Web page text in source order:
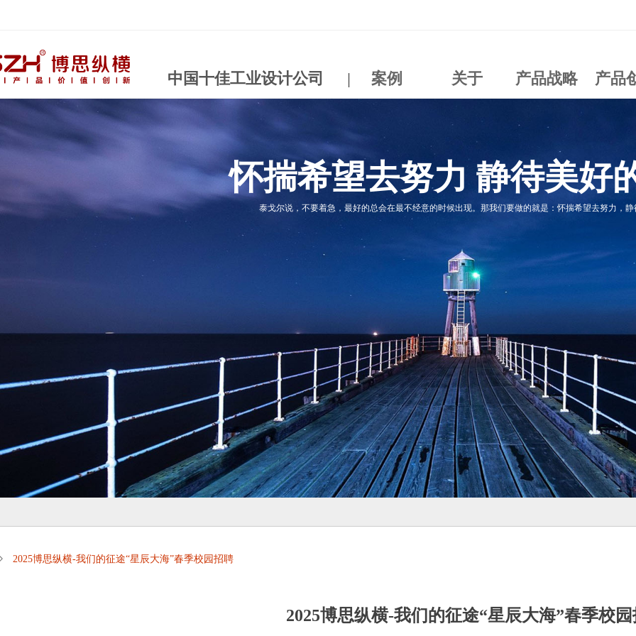
案例 关于 产品战略 产品
中国十佳工业设计公司 |
2025博思纵横-我们的征途“星辰大海”春季校
2025博思纵横-我们的征途“星辰大海”春季校园招聘
怀揣希望去努力 静待美好
泰戈尔说，不要着急，最好的总会在最不经意的时候出现。那我们要做的就是：怀揣希望去努力，